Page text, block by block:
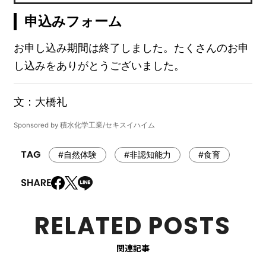
申込みフォーム
お申し込み期間は終了しました。たくさんのお申
し込みをありがとうございました。
文：大橋礼
Sponsored by 積水化学工業/セキスイハイム
#自然体験 #非認知能力 #食育
RELATED POSTS
関連記事